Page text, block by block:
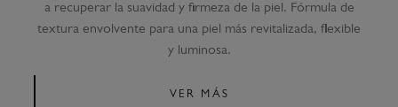
a recuperar la suavidad y firmeza de la piel. Fórmula de
textura envolvente para una piel más revitalizada, flexible
y luminosa.
VER MÁS